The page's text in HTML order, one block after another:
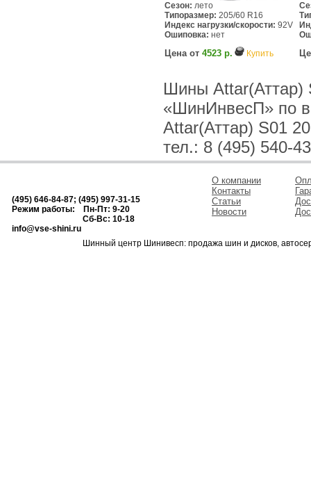
Сезон: лето
Типоразмер: 205/60 R16
Индекс нагрузки/скорости: 92V
Ошиповка: нет
Цена от 4523 р. Купить
Шины Attar(Аттар)
«ШинИнвесП» по
Attar(Аттар) S01
тел.: 8 (495) 540-
(495) 646-84-87; (495) 997-31-15
Режим работы: Пн-Пт: 9-20
Сб-Вс: 10-18
info@vse-shini.ru
О компании
Контакты
Статьи
Новости
Шинный центр Шинивесп: продажа шин и дисков,